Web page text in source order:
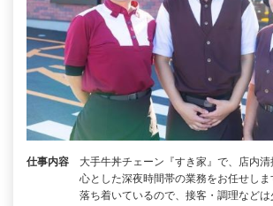
仕事内容
大手牛丼チェーン『すき家』で、店内
心とした深夜時間帯の業務をお任せし
落ち着いているので、接客・調理など